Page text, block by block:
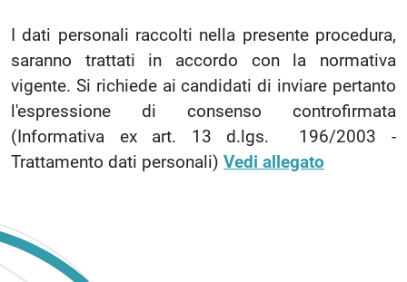
I dati personali raccolti nella presente procedura,
saranno trattati in accordo con la normativa
vigente. Si richiede ai candidati di inviare pertanto
l'espressione di consenso controfirmata
(Informativa ex art. 13 d.lgs. 196/2003 -
Trattamento dati personali) Vedi allegato